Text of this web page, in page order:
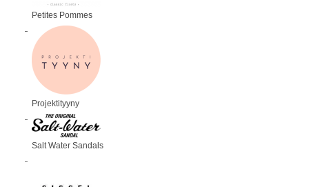
Petites Pommes
Projektityyny
Salt Water Sandals